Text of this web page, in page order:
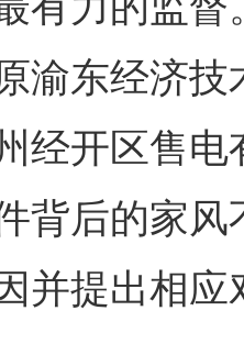
渝东经济
经开区售
背后的家
并提出相应